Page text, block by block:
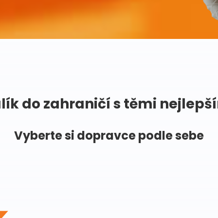
do zahraničí s těmi
Vyberte si dopravce podle sebe